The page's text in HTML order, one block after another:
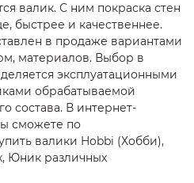
валик. С ним покраска стен
быстрее и качественнее.
в продаже вариантами
материалов. Выбор в
эксплуатационными
обрабатываемой
состава. В интернет-
сможете по
валики Hobbi (Хобби),
Юник различных